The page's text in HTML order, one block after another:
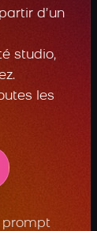
d’un
studio,
les
prompt